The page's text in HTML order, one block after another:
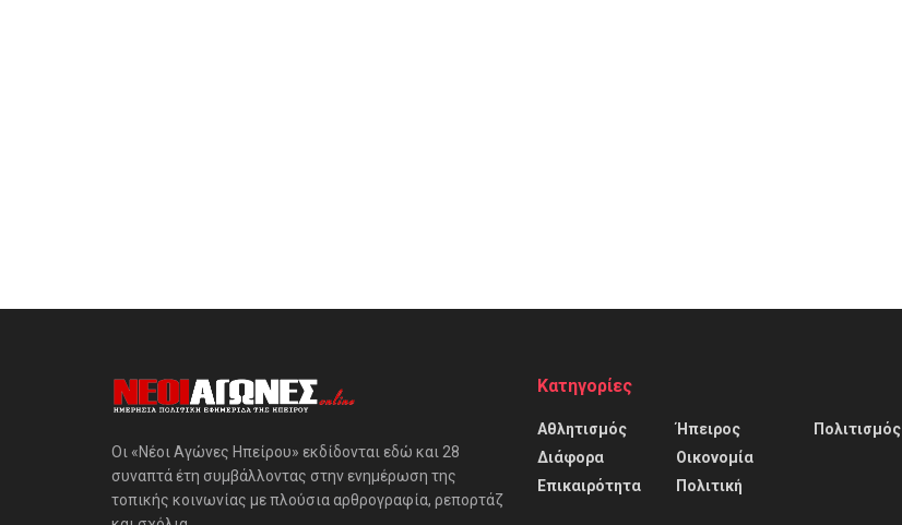
Οι «Νέοι Αγώνες Ηπείρου» εκδίδονται εδώ και 28
συναπτά έτη συμβάλλοντας στην ενημέρωση της
τοπικής κοινωνίας με πλούσια αρθρογραφία, ρεπορτάζ
Κατηγορίες
Αθλητισμός
Διάφορα
Επικαιρότητα
Ήπειρος
Οικονομία
Πολιτική
Πολιτισμός